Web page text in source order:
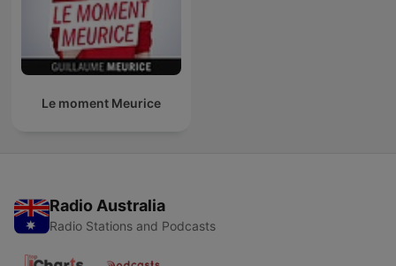
Le moment Meurice
Radio Australia
Radio Stations and Podcasts